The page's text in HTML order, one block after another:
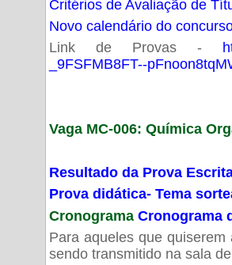
Critérios de Avaliação de
Novo calendário do
Link de Provas -
_9FSFMB8FT--
Vaga MC-006: Química
Resultado da Prova
Prova didática- Tema
Cronograma Cronograma
Para aqueles que
sendo transmitido na sala